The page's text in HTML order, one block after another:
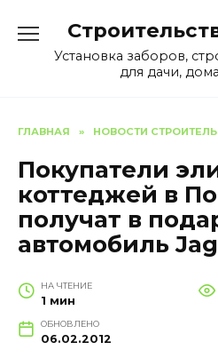
содержаниюУстановка заборов,
для дачи,
ГЛАВНАЯ » НОВОСТИ
Покупатели
коттеджей в
получат в
автомобиль
НА ЧТЕНИЕ
1 мин
ОБНОВЛЕНО
06.02.2012